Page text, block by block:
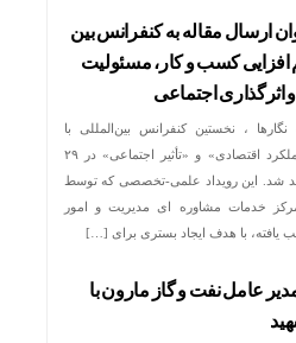
ارسال مقاله به کنفرانس بین
افزایی کسب و کار، مسئولیت
اثرگذاری اجتماعی
، نخستین کنفرانس بین‌المللی با
محوریت پیوند راهبردی بین «عملکرد اقتصادی» و «تأثیر اجتماعی» در ۲۹
شد. این رویداد علمی-تخصصی که توسط
خدمات مشاوره ای مدیریت و امور
یافته، با هدف ایجاد بستری برای […]
عامل نفت و گاز مارون با